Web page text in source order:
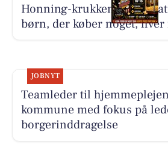
Honning-krukken giver
børn, der køber noget, hver
JOBNYT
Teamleder til
kommune med fokus på
borgerinddragelse